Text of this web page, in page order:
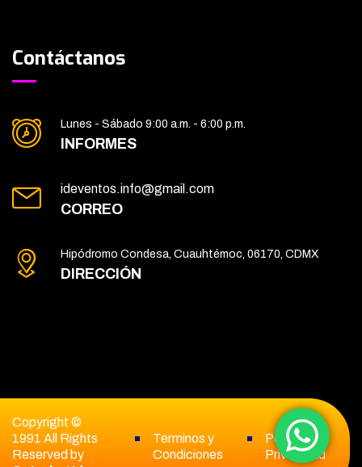
Contáctanos
Lunes - Sábado 9:00 a.m. - 6:00 p.m.
INFORMES
ideventos.info@gmail.com
CORREO
Hipódromo Condesa, Cuauhtémoc, 06170, CDMX
DIRECCIÓN
Terminos y
Condiciones
Politica de
Privacidad
Copyright ©
1991 All Rights
Reserved by